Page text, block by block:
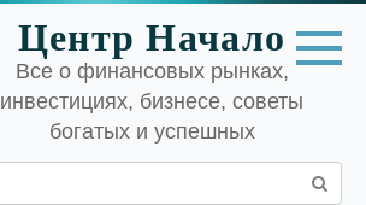
Центр Начало
Все о финансовых рынках,
инвестициях, бизнесе, советы
богатых и успешных